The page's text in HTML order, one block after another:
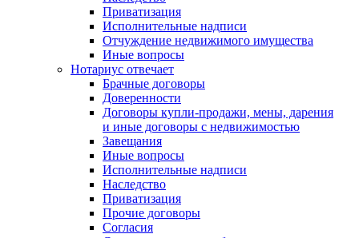
Приватизация
Исполнительные надписи
Отчуждение недвижимого имущества
Иные вопросы
Нотариус отвечает
Брачные договоры
Доверенности
Договоры купли-продажи, мены, дарения
и иные договоры с недвижимостью
Завещания
Иные вопросы
Исполнительные надписи
Наследство
Приватизация
Прочие договоры
Согласия